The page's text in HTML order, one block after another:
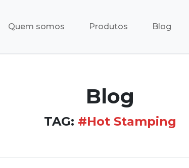
Quem somos Produtos Blog
Blog
TAG: #Hot Stamping